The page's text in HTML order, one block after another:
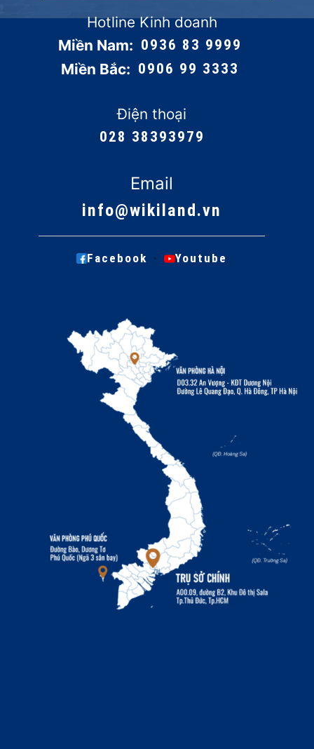
Hotline Kinh doanh
Miền Nam: 0936 83 9999
Miền Bắc: 0906 99 3333
Điện thoại
028 38393979
Email
info@wikiland.vn
Facebook · Youtube